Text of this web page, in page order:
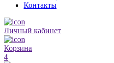
Контакты
Личный кабинет
Корзина
4